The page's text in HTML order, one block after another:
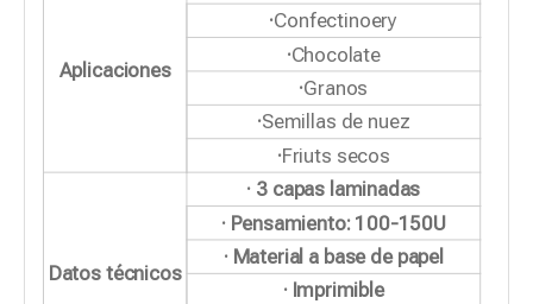
Aplicaciones
·Confectinoery
·Chocolate
·Granos
·Semillas de nuez
·Friuts secos
Datos técnicos
· 3 capas laminadas
· Pensamiento: 100-150U
· Material a base de papel
· Imprimible